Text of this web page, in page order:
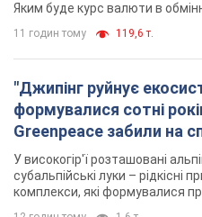
Яким буде курс валюти в
11 годин тому 119,6 т.
"Джипінг руйнує
формувалися сотні
Greenpeace забили на
У високогір'ї розташовані
субальпійські луки – рідкісні
комплекси, які формувалися